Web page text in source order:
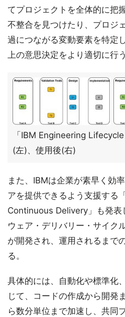
てプロジェクトを全体的に把
不整合を見つけたり、プロジ
過につながる変動要素を特定
上の意思決定をより適切に行う
「IBM Engineering
(左)、使用後(右)
また、IBMは企業が素早く効
アを提供できるよう支援する
Continuous Delivery」も発表
ウェア・デリバリー・サイク
が開発され、運用されるまで
る。
具体的には、自動化や標準化
じて、コードの作成から開発
ら数分単位まで加速し、共同